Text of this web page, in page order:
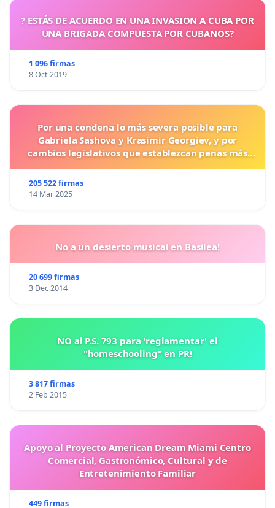
? ESTÁS DE ACUERDO EN UNA INVASION A CUBA POR
UNA BRIGADA COMPUESTA POR CUBANOS?
1 096 firmas
8 Oct 2019
Por una condena lo más severa posible para
Gabriela Sashova y Krasimir Georgiev, y por
cambios legislativos que establezcan penas más
205 522 firmas
14 Mar 2025
No a un desierto musical en Basilea!
20 699 firmas
3 Dec 2014
NO al P.S. 793 para 'reglamentar' el
"homeschooling" en PR!
3 817 firmas
2 Feb 2015
Apoyo al Proyecto American Dream Miami Centro
Comercial, Gastronómico, Cultural y de
Entretenimiento Familiar
449 firmas